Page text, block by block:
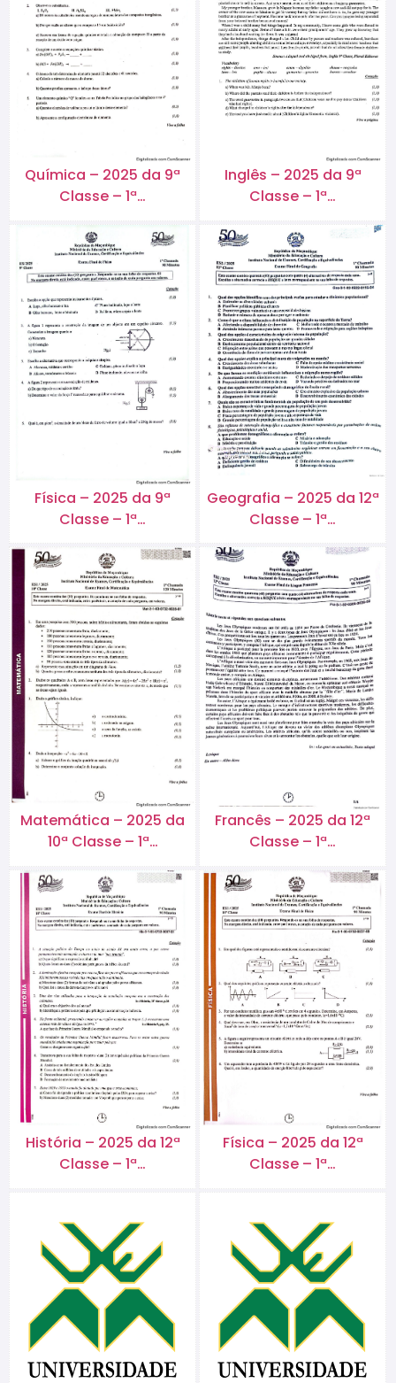
Química – 2025 da 9ª
Classe – 1ª…
Inglês – 2025 da 9ª
Classe – 1ª…
Física – 2025 da 9ª
Classe – 1ª…
Geografia – 2025 da 12ª
Classe – 1ª…
Matemática – 2025 da
10ª Classe – 1ª…
Francês – 2025 da 12ª
Classe – 1ª…
História – 2025 da 12ª
Classe – 1ª…
Física – 2025 da 12ª
Classe – 1ª…